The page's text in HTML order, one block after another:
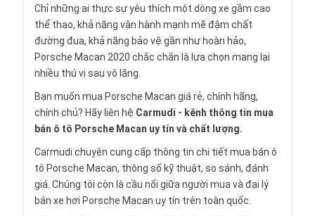
Chỉ những ai thực sự yêu thích một dòng xe gầm cao
thể thao, khả năng vận hành mạnh mẽ đậm chất
đường đua, khả năng bảo vệ gần như hoàn hảo,
Porsche Macan 2020 chắc chắn là lựa chọn mang lại
nhiều thú vị sau vô lăng.
Bạn muốn mua Porsche Macan giá rẻ, chính hãng,
chính chủ? Hãy liên hệ Carmudi - kênh thông tin mua
bán ô tô Porsche Macan uy tín và chất lượng.
Carmudi chuyên cung cấp thông tin chi tiết mua bán ô
tô Porsche Macan, thông số kỹ thuật, so sánh, đánh
giá. Chúng tôi còn là cầu nối giữa người mua và đại lý
bán xe hơi Porsche Macan uy tín trên toàn quốc.